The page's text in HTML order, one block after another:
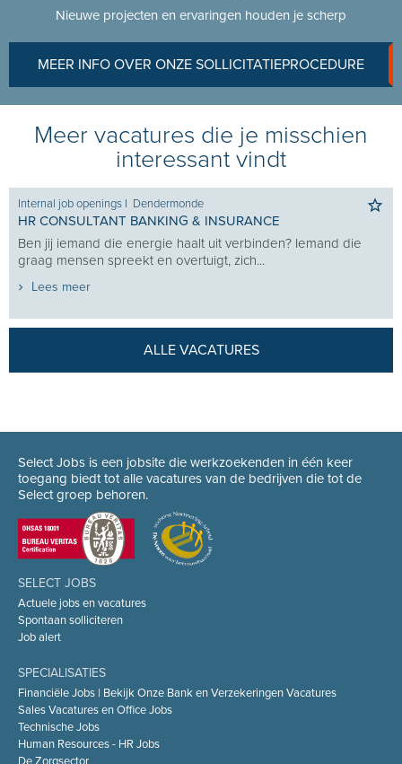
Nieuwe projecten en ervaringen houden je scherp
MEER INFO OVER ONZE SOLLICITATIEPROCEDURE
Meer vacatures die je misschien
interessant vindt
Internal job openings I Dendermonde
HR CONSULTANT BANKING & INSURANCE
Ben jij iemand die energie haalt uit verbinden? Iemand die
graag mensen spreekt en overtuigt, zich...
Lees meer
ALLE VACATURES
Select Jobs is een jobsite die werkzoekenden in één keer
toegang biedt tot alle vacatures van de bedrijven die tot de
Select groep behoren.
SELECT JOBS
Actuele jobs en vacatures
Spontaan solliciteren
Job alert
SPECIALISATIES
Financiële Jobs | Bekijk Onze Bank en Verzekeringen Vacatures
Sales Vacatures en Office Jobs
Technische Jobs
Human Resources - HR Jobs